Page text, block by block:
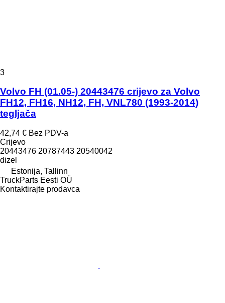
3
Volvo FH (01.05-) 20443476 crijevo za Volvo
FH12, FH16, NH12, FH, VNL780 (1993-2014)
tegljača
42,74 € Bez PDV-a
Crijevo
20443476 20787443 20540042
dizel
Estonija, Tallinn
TruckParts Eesti OÜ
Kontaktirajte prodavca